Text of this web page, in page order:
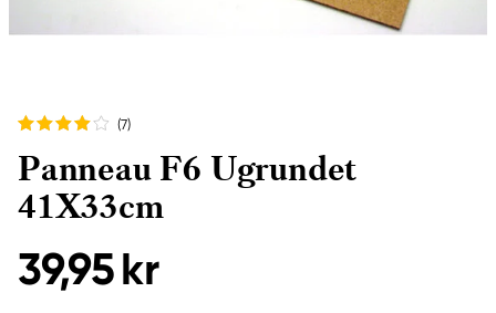
(7)
Panneau F6 Ugrundet
41X33cm
39,95 kr